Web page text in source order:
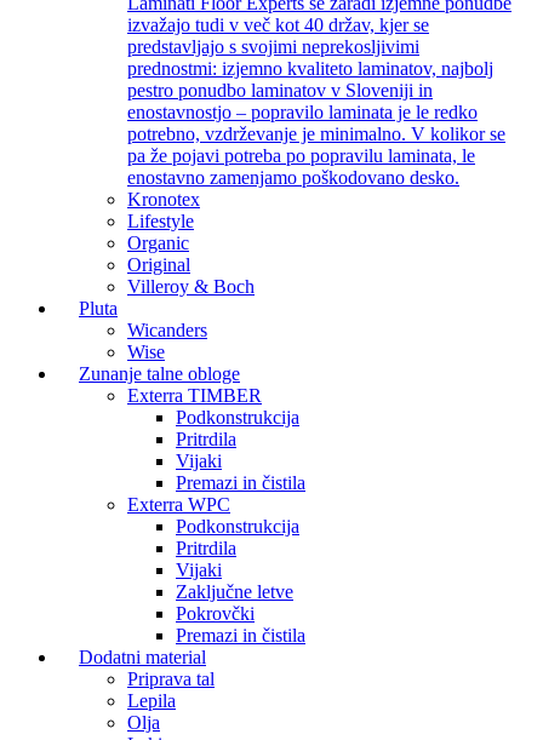
izvažajo tudi v več kot 40 držav, kjer se
predstavljajo s svojimi neprekosljivimi
prednostmi: izjemno kvaliteto laminatov, najbolj
pestro ponudbo laminatov v Sloveniji in
enostavnostjo – popravilo laminata je le redko
potrebno, vzdrževanje je minimalno. V kolikor se
pa že pojavi potreba po popravilu laminata, le
enostavno zamenjamo poškodovano desko.
Kronotex
Lifestyle
Organic
Original
Villeroy & Boch
Pluta
Wicanders
Wise
Zunanje talne obloge
Exterra TIMBER
Podkonstrukcija
Pritrdila
Vijaki
Premazi in čistila
Exterra WPC
Podkonstrukcija
Pritrdila
Vijaki
Zaključne letve
Pokrovčki
Premazi in čistila
Dodatni material
Priprava tal
Lepila
Olja